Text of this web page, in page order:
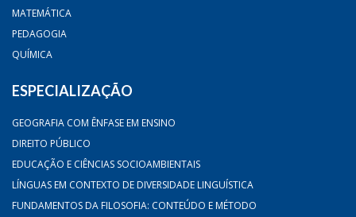
MATEMÁTICA
PEDAGOGIA
QUÍMICA
ESPECIALIZAÇÃO
GEOGRAFIA COM ÊNFASE EM ENSINO
DIREITO PÚBLICO
EDUCAÇÃO E CIÊNCIAS SOCIOAMBIENTAIS
LÍNGUAS EM CONTEXTO DE DIVERSIDADE LINGUÍSTICA
FUNDAMENTOS DA FILOSOFIA: CONTEÚDO E MÉTODO